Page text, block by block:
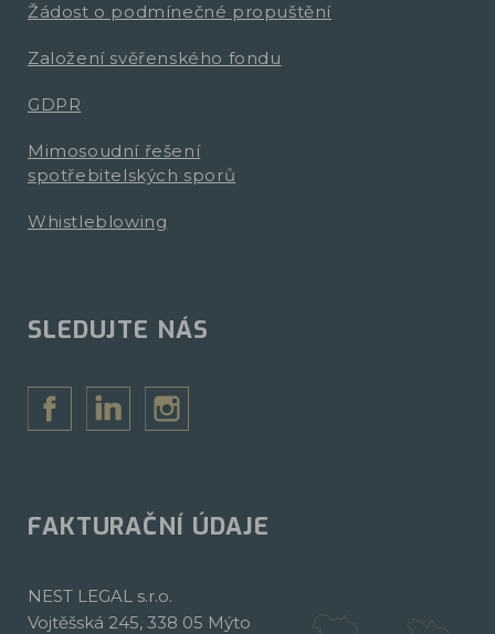
Žádost o podmínečné propuštění
Založení svěřenského fondu
GDPR
Mimosoudní řešení
spotřebitelských sporů
Whistleblowing
SLEDUJTE NÁS
FAKTURAČNÍ ÚDAJE
NEST LEGAL s.r.o.
Vojtěšská 245, 338 05 Mýto